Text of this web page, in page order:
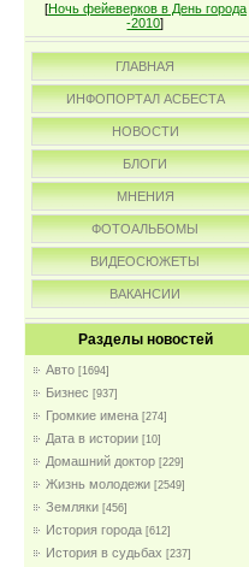
[Ночь фейеверков в День города
-2010]
ГЛАВНАЯ
ИНФОПОРТАЛ АСБЕСТА
НОВОСТИ
БЛОГИ
МНЕНИЯ
ФОТОАЛЬБОМЫ
ВИДЕОСЮЖЕТЫ
ВАКАНСИИ
Разделы новостей
Авто [1694]
Бизнес [937]
Громкие имена [274]
Дата в истории [10]
Домашний доктор [229]
Жизнь молодежи [2549]
Земляки [456]
История города [612]
История в судьбах [237]